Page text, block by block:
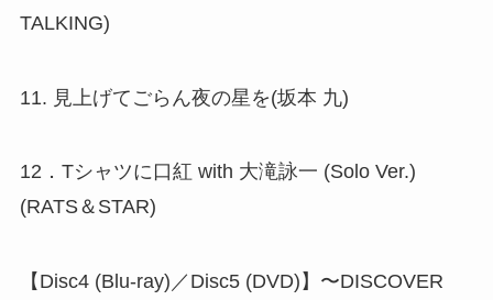
TALKING)
11. 見上げてごらん夜の星を(坂本 九)
12．Tシャツに口紅 with 大滝詠一 (Solo Ver.)
(RATS＆STAR)
【Disc4 (Blu-ray)／Disc5 (DVD)】〜DISCOVER